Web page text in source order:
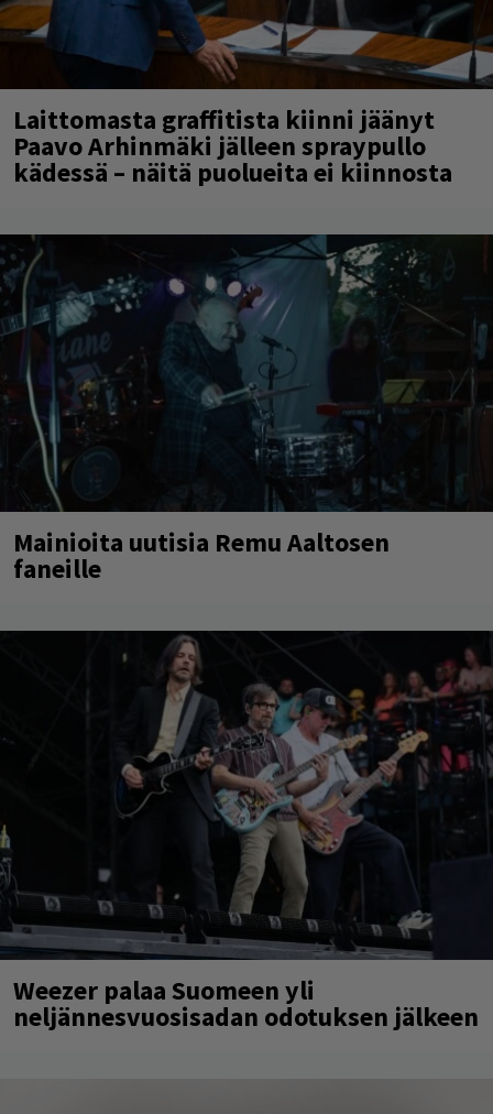
Laittomasta graffitista kiinni jäänyt
Paavo Arhinmäki jälleen spraypullo
kädessä – näitä puolueita ei kiinnosta
Mainioita uutisia Remu Aaltosen
faneille
Weezer palaa Suomeen yli
neljännesvuosisadan odotuksen jälkeen